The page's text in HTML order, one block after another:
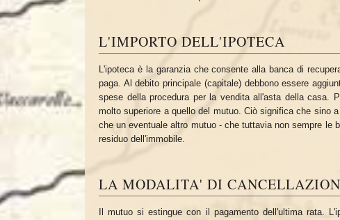
L'IMPORTO DELL'IPOTECA
L'ipoteca è la garanzia che consente alla banca di
paga. Al debito principale (capitale) debbono essere
spese della procedura per la vendita all'asta della casa.
molto superiore a quello del mutuo. Ciò significa che sino
che un eventuale altro mutuo - che tuttavia non sempre le
residuo dell'immobile.
LA MODALITA' DI
Il mutuo si estingue con il pagamento dell'ultima rata.